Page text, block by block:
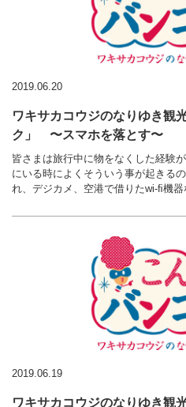
2019.06.20
ワキサカコウジのなりゆき観
ク」 〜スマホを落とす〜
皆さまは旅行中に物をなくした経験
にいる時によくそういう事が起きる
れ、デジカメ、空港で借りたwi-ﬁ機
2019.06.19
ワキサカコウジのなりゆき観